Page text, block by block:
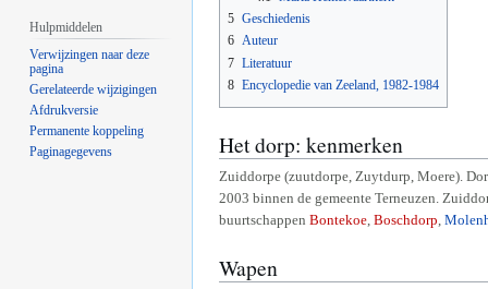
5 Geschiedenis
6 Auteur
7 Literatuur
8 Encyclopedie van Zeeland, 1982-1984
Het dorp: kenmerken
Zuiddorpe (zuutdorpe, Zuytdurp, Moere).
2003 binnen de gemeente Terneuzen.
buurtschappen Bontekoe, Boschdorp,
Wapen
Hulpmiddelen
Verwijzingen naar deze
pagina
Gerelateerde wijzigingen
Afdrukversie
Permanente koppeling
Paginagegevens